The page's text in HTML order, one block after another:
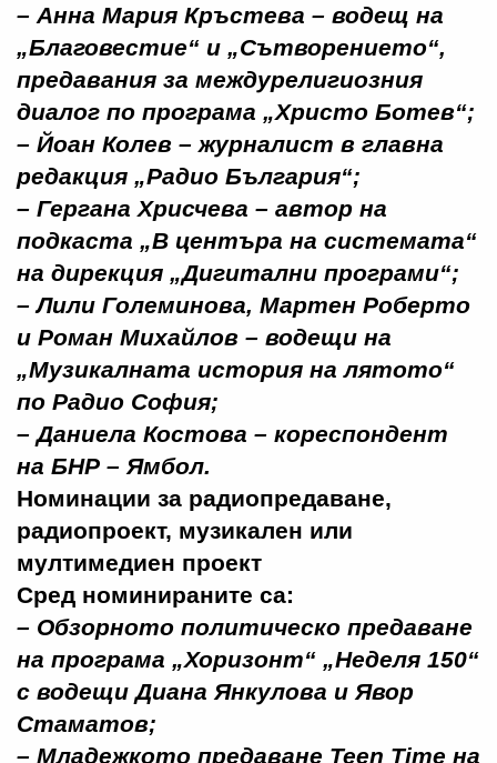
– Анна Мария Кръстева – водещ на
„Благовестие“ и „Сътворението“,
предавания за междурелигиозния
диалог по програма „Христо Ботев“;
– Йоан Колев – журналист в главна
редакция „Радио България“;
– Гергана Хрисчева – автор на
подкаста „В центъра на системата“
на дирекция „Дигитални програми“;
–Лили Големинова, Мартен Роберто
и Роман Михайлов – водещи на
„Музикалната история на лятото“
по Радио София;
–Даниела Костова – кореспондент
на БНР – Ямбол.
Номинации за радиопредаване,
радиопроект, музикален или
мултимедиен проект
Сред номинираните са:
– Обзорното политическо предаване
на програма „Хоризонт“ „Неделя 150“
с водещи Диана Янкулова и Явор
Стаматов;
– Младежкото предаване Teen Time на